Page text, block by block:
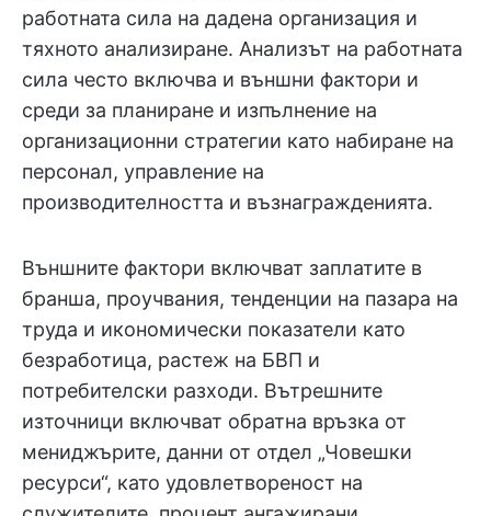
работната сила на дадена организация и
тяхното анализиране. Анализът на работната
сила често включва и външни фактори и
среди за планиране и изпълнение на
организационни стратегии като набиране на
персонал, управление на
производителността и възнагражденията.
Външните фактори включват заплатите в
бранша, проучвания, тенденции на пазара на
труда и икономически показатели като
безработица, растеж на БВП и
потребителски разходи. Вътрешните
източници включват обратна връзка от
мениджърите, данни от отдел „Човешки
ресурси“, като удовлетвореност на